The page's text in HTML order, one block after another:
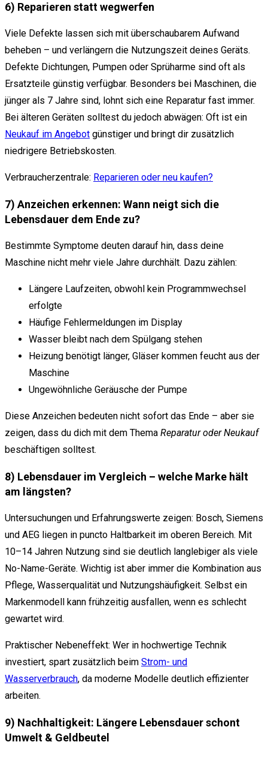
6) Reparieren statt wegwerfen
Viele Defekte lassen sich mit überschaubarem Aufwand
beheben – und verlängern die Nutzungszeit deines Geräts.
Defekte Dichtungen, Pumpen oder Sprüharme sind oft als
Ersatzteile günstig verfügbar. Besonders bei Maschinen, die
jünger als 7 Jahre sind, lohnt sich eine Reparatur fast immer.
Bei älteren Geräten solltest du jedoch abwägen: Oft ist ein
Neukauf im Angebot günstiger und bringt dir zusätzlich
niedrigere Betriebskosten.
Verbraucherzentrale: Reparieren oder neu kaufen?
7) Anzeichen erkennen: Wann neigt sich die
Lebensdauer dem Ende zu?
Bestimmte Symptome deuten darauf hin, dass deine
Maschine nicht mehr viele Jahre durchhält. Dazu zählen:
Längere Laufzeiten, obwohl kein Programmwechsel
erfolgte
Häufige Fehlermeldungen im Display
Wasser bleibt nach dem Spülgang stehen
Heizung benötigt länger, Gläser kommen feucht aus der
Maschine
Ungewöhnliche Geräusche der Pumpe
Diese Anzeichen bedeuten nicht sofort das Ende – aber sie
zeigen, dass du dich mit dem Thema Reparatur oder Neukauf
beschäftigen solltest.
8) Lebensdauer im Vergleich – welche Marke hält
am längsten?
Untersuchungen und Erfahrungswerte zeigen: Bosch, Siemens
und AEG liegen in puncto Haltbarkeit im oberen Bereich. Mit
10–14 Jahren Nutzung sind sie deutlich langlebiger als viele
No-Name-Geräte. Wichtig ist aber immer die Kombination aus
Pflege, Wasserqualität und Nutzungshäufigkeit. Selbst ein
Markenmodell kann frühzeitig ausfallen, wenn es schlecht
gewartet wird.
Praktischer Nebeneffekt: Wer in hochwertige Technik
investiert, spart zusätzlich beim Strom- und
Wasserverbrauch, da moderne Modelle deutlich effizienter
arbeiten.
9) Nachhaltigkeit: Längere Lebensdauer schont
Umwelt & Geldbeutel